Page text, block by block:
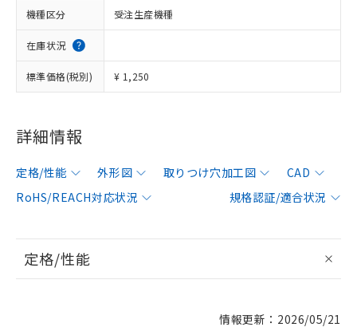
機種区分 受注生産機種
在庫状況
標準価格(税別) ¥ 1,250
詳細情報
定格/性能 外形図 取りつけ穴加工図
CAD
RoHS/REACH対応状況
規格認証/適合状況
定格/性能
情報更新：2026/05/21